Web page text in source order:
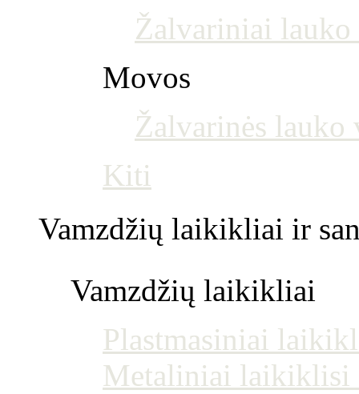
Žalvariniai
Movos
Žalvarinės lauko
Kiti
Vamzdžių laikikliai ir
Vamzdžių laikikliai
Plastmasiniai
Metaliniai laikiklisi